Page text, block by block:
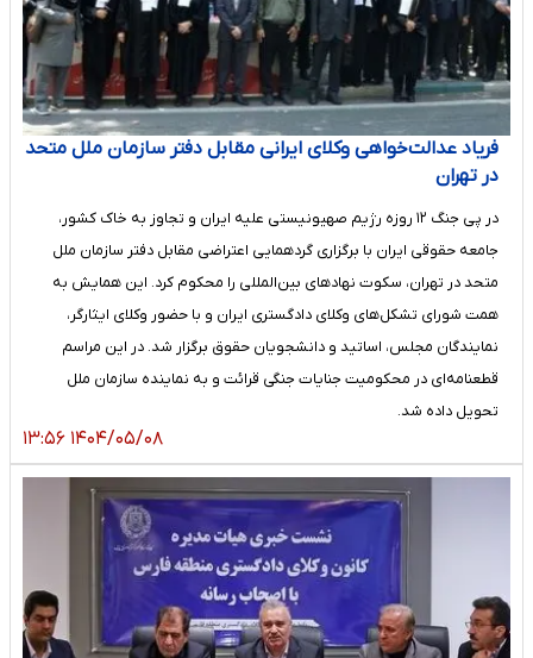
فریاد عدالت‌خواهی وکلای ایرانی مقابل دفتر سازمان ملل متحد
در تهران
در پی جنگ ۱۲ روزه رژیم صهیونیستی علیه ایران و تجاوز به خاک کشور،
جامعه حقوقی ایران با برگزاری گردهمایی اعتراضی مقابل دفتر سازمان ملل
متحد در تهران، سکوت نهادهای بین‌المللی را محکوم کرد. این همایش به
همت شورای تشکل‌های وکلای دادگستری ایران و با حضور وکلای ایثارگر،
نمایندگان مجلس، اساتید و دانشجویان حقوق برگزار شد. در این مراسم
قطعنامه‌ای در محکومیت جنایات جنگی قرائت و به نماینده سازمان ملل
تحویل داده شد.
۱۴۰۴/۰۵/۰۸ ۱۳:۵۶